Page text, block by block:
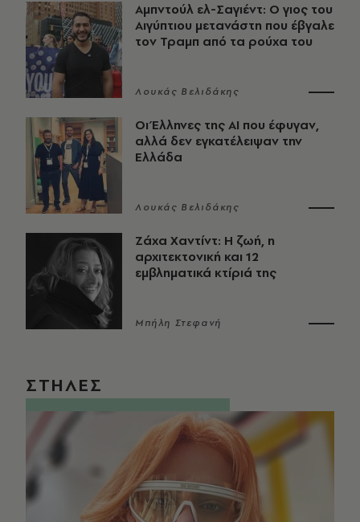
Αμπντούλ ελ-Σαγιέντ: Ο γιος του
Αιγύπτιου μετανάστη που έβγαλε
τον Τραμπ από τα ρούχα του
Λουκάς Βελιδάκης
Οι Έλληνες της ΑΙ που έφυγαν,
αλλά δεν εγκατέλειψαν την
Ελλάδα
Λουκάς Βελιδάκης
Ζάχα Χαντίντ: Η ζωή, η
αρχιτεκτονική και 12
εμβληματικά κτίριά της
Μπήλη Στεφανή
ΣΤΗΛΕΣ